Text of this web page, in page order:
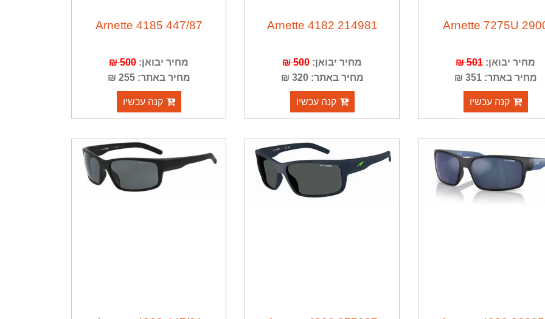
2900 Arnette
מחיר יבואן: 501 ₪
מחיר באתר: 351 ₪
קנה עכשיו
Arnette 4182 214981
מחיר יבואן: 500 ₪
מחיר באתר: 320 ₪
קנה עכשיו
Arnette 4185 447/87
מחיר יבואן: 500 ₪
מחיר באתר: 255 ₪
קנה עכשיו